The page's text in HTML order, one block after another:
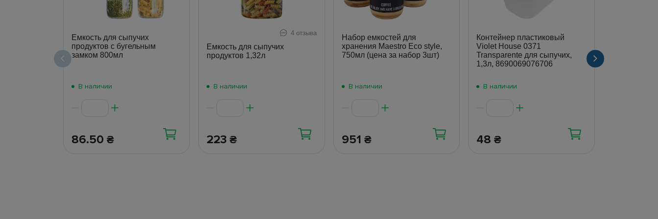
Емкость для сыпучих
продуктов с бугельным
замком 800мл
В наличии
86.50 ₴
4 отзыва
Емкость для сыпучих
продуктов 1,32л
В наличии
223 ₴
Набор емкостей для
хранения Maestro Eco style,
750мл (цена за набор 3шт)
В наличии
951 ₴
Контейнер пластиковый
Violet House 0371
Transparente для сыпучих,
1,3л, 8690069076706
В наличии
48₴